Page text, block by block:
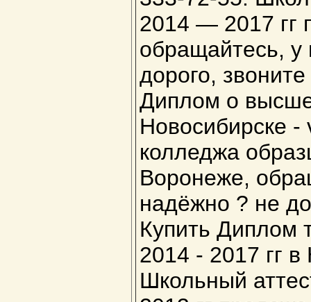
2014 — 2017 гг
обращайтесь,
дорого,
Диплом о
Новосибирске
колледжа
Воронеже,
надёжно ? не
Купить Диплом
2014 - 2017 гг
Школьный